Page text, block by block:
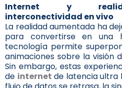
Internet y
interconectividad en vivo
La realidad aumentada ha
para convertirse en una
tecnología permite
animaciones sobre la visión
Sin embargo, estas
de internet de latencia ultra